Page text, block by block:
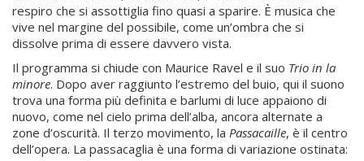
respiro che si assottiglia fino quasi a sparire. È musica che
vive nel margine del possibile, come un’ombra che si
dissolve prima di essere davvero vista.
Il programma si chiude con Maurice Ravel e il suo Trio in la
minore. Dopo aver raggiunto l’estremo del buio, qui il suono
trova una forma più definita e barlumi di luce appaiono di
nuovo, come nel cielo prima dell’alba, ancora alternate a
zone d’oscurità. Il terzo movimento, la Passacaille, è il centro
dell’opera. La passacaglia è una forma di variazione ostinata: